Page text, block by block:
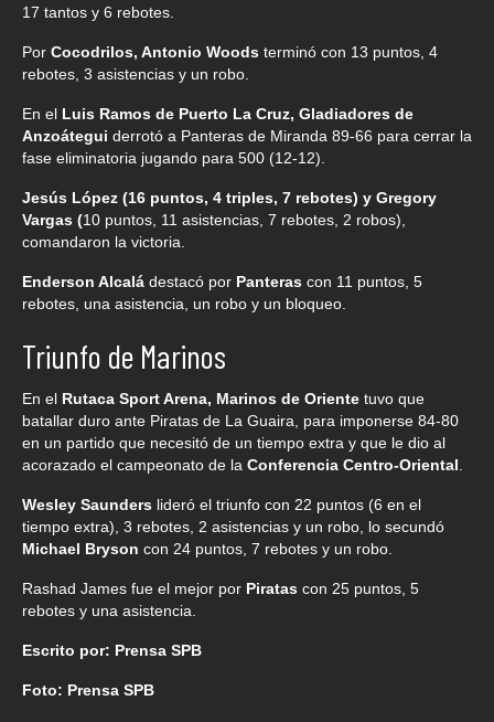
17 tantos y 6 rebotes.
Por Cocodrilos, Antonio Woods terminó con 13 puntos, 4
rebotes, 3 asistencias y un robo.
En el Luis Ramos de Puerto La Cruz, Gladiadores de
Anzoátegui derrotó a Panteras de Miranda 89-66 para cerrar la
fase eliminatoria jugando para 500 (12-12).
Jesús López (16 puntos, 4 triples, 7 rebotes) y Gregory
Vargas (10 puntos, 11 asistencias, 7 rebotes, 2 robos),
comandaron la victoria.
Enderson Alcalá destacó por Panteras con 11 puntos, 5
rebotes, una asistencia, un robo y un bloqueo.
Triunfo de Marinos
En el Rutaca Sport Arena, Marinos de Oriente tuvo que
batallar duro ante Piratas de La Guaira, para imponerse 84-80
en un partido que necesitó de un tiempo extra y que le dio al
acorazado el campeonato de la Conferencia Centro-Oriental
Wesley Saunders lideró el triunfo con 22 puntos (6 en el
tiempo extra), 3 rebotes, 2 asistencias y un robo, lo secundó
Michael Bryson con 24 puntos, 7 rebotes y un robo.
Rashad James fue el mejor por Piratas con 25 puntos, 5
rebotes y una asistencia.
Escrito por: Prensa SPB
Foto: Prensa SPB